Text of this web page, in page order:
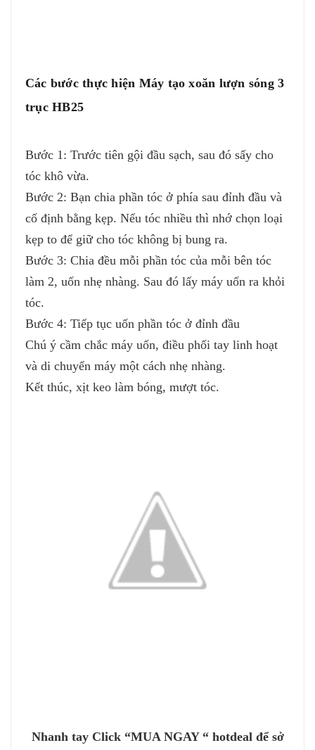
Các bước thực hiện Máy tạo xoăn lượn sóng 3
trục HB25
Bước 1: Trước tiên gội đầu sạch, sau đó sấy cho
tóc khô vừa.
Bước 2: Bạn chia phần tóc ở phía sau đỉnh đầu và
cố định bằng kẹp. Nếu tóc nhiều thì nhớ chọn loại
kẹp to để giữ cho tóc không bị bung ra.
Bước 3: Chia đều mỗi phần tóc của mỗi bên tóc
làm 2, uốn nhẹ nhàng. Sau đó lấy máy uốn ra khỏi
tóc.
Bước 4: Tiếp tục uốn phần tóc ở đỉnh đầu
Chú ý cầm chắc máy uốn, điều phối tay linh hoạt
và di chuyển máy một cách nhẹ nhàng.
Kết thúc, xịt keo làm bóng, mượt tóc.
Nhanh tay Click “MUA NGAY “ hotdealđể sở